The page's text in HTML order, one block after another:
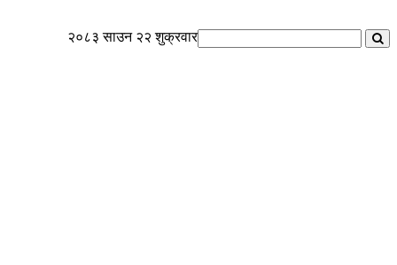
२०८३ साउन २२ शुक्रवार